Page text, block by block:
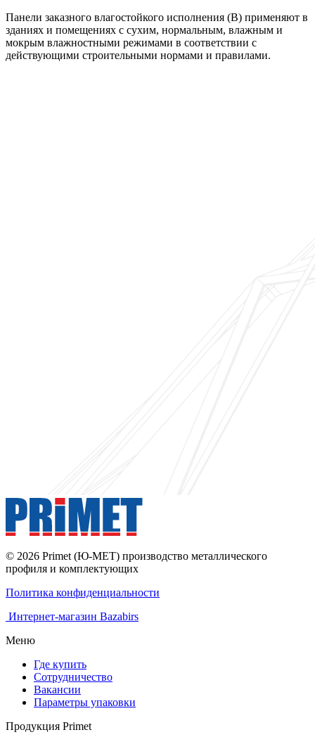
Панели заказного влагостойкого исполнения (В) применяют в
зданиях и помещениях с сухим, нормальным, влажным и
мокрым влажностными режимами в соответствии с
действующими строительными нормами и правилами.
© 2026 Primet (Ю-МЕТ) производство металлического
профиля и комплектующих
Политика конфиденциальности
Интернет-магазин Bazabirs
Меню
Где купить
Сотрудничество
Вакансии
Параметры упаковки
Продукция Primet